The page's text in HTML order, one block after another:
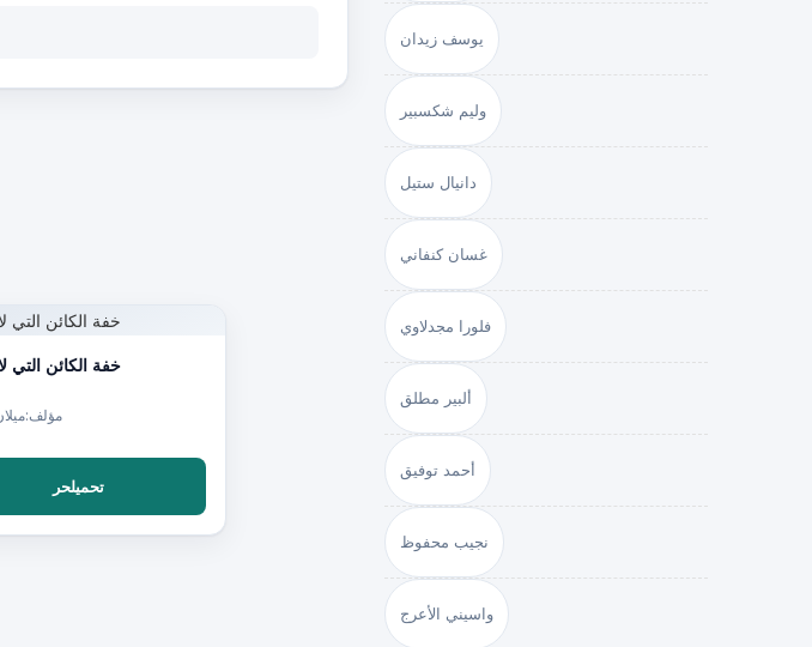
خفة الكائن التي
تحميلحر
يوسف زيدان
وليم شكسبير
دانيال ستيل
غسان كنفاني
فلورا مجدلاوي
ألبير مطلق
أحمد توفيق
نجيب محفوظ
واسيني الأعرج